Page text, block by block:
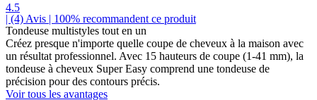
4.5
| (4) Avis | 100% recommandent ce produit
Tondeuse multistyles tout en un
Créez presque n'importe quelle coupe de cheveux à la maison avec
un résultat professionnel. Avec 15 hauteurs de coupe (1-41 mm), la
tondeuse à cheveux Super Easy comprend une tondeuse de
précision pour des contours précis.
Voir tous les avantages